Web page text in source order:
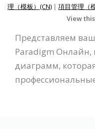
理（模板）(CN) | 項目管理（
View
Представляем
Paradigm Онлайн,
диаграмм,